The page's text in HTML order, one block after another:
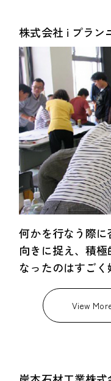
株式会社 i プラン
何かを行なう際
向きに捉え、積
なったのはすごく
View